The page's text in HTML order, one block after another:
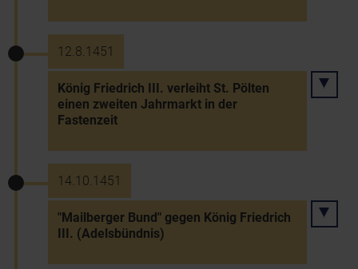
12.8.1451
König Friedrich III. verleiht St. Pölten
einen zweiten Jahrmarkt in der
Fastenzeit
14.10.1451
"Mailberger Bund" gegen König Friedrich
III. (Adelsbündnis)